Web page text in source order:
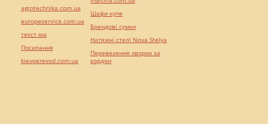
agrotechnika.com.ua
europeservice.com.ua
текст юа
Посилання
kievperevod.com.ua
Шафи купе
Брендові сумки
Натяжні стелі Nova Stelya
Перевезення хворих за
кордон